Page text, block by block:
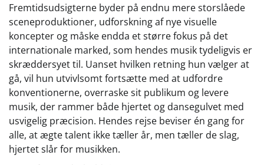
Fremtidsudsigterne byder på endnu mere storslåede
sceneproduktioner, udforskning af nye visuelle
koncepter og måske endda et større fokus på det
internationale marked, som hendes musik tydeligvis er
skræddersyet til. Uanset hvilken retning hun vælger at
gå, vil hun utvivlsomt fortsætte med at udfordre
konventionerne, overraske sit publikum og levere
musik, der rammer både hjertet og dansegulvet med
usvigelig præcision. Hendes rejse beviser én gang for
alle, at ægte talent ikke tæller år, men tæller de slag,
hjertet slår for musikken.